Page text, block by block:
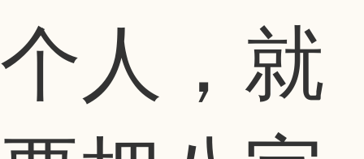
个人，就